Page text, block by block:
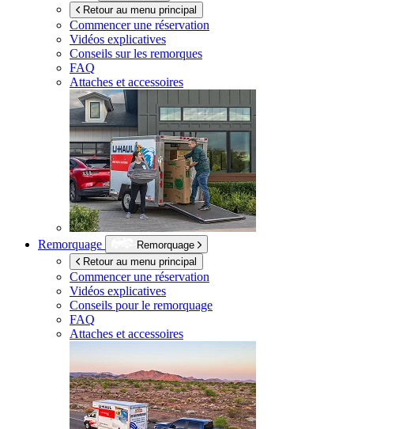
Retour au menu principal
Commencer une réservation
Vidéos explicatives
Conseils sur les remorques
FAQ
Attaches et accessoires
Remorquage
Remorquage
Retour au menu principal
Commencer une réservation
Vidéos explicatives
Conseils pour le remorquage
FAQ
Attaches et accessoires